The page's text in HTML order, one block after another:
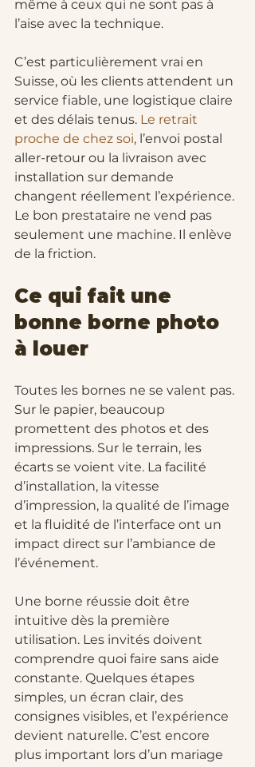
même à ceux qui ne sont pas à
l’aise avec la technique.
C’est particulièrement vrai en
Suisse, où les clients attendent un
service fiable, une logistique claire
et des délais tenus. Le retrait
proche de chez soi, l’envoi postal
aller-retour ou la livraison avec
installation sur demande
changent réellement l’expérience.
Le bon prestataire ne vend pas
seulement une machine. Il enlève
de la friction.
Ce qui fait une
bonne borne photo
à louer
Toutes les bornes ne se valent pas.
Sur le papier, beaucoup
promettent des photos et des
impressions. Sur le terrain, les
écarts se voient vite. La facilité
d’installation, la vitesse
d’impression, la qualité de l’image
et la fluidité de l’interface ont un
impact direct sur l’ambiance de
l’événement.
Une borne réussie doit être
intuitive dès la première
utilisation. Les invités doivent
comprendre quoi faire sans aide
constante. Quelques étapes
simples, un écran clair, des
consignes visibles, et l’expérience
devient naturelle. C’est encore
plus important lors d’un mariage